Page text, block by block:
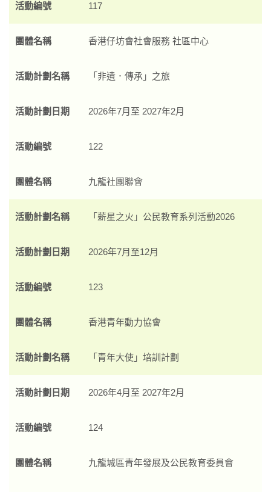
活動編號 117
團體名稱 香港仔坊會社會服務 社區中心
活動計劃名稱 「非遺．傳承」之旅
活動計劃日期 2026年7月至 2027年2月
活動編號 122
團體名稱 九龍社團聯會
活動計劃名稱 「薪星之火」公民教育系列活動2026
活動計劃日期 2026年7月至12月
活動編號 123
團體名稱 香港青年動力協會
活動計劃名稱 「青年大使」培訓計劃
活動計劃日期 2026年4月至 2027年2月
活動編號 124
團體名稱 九龍城區青年發展及公民教育委員會